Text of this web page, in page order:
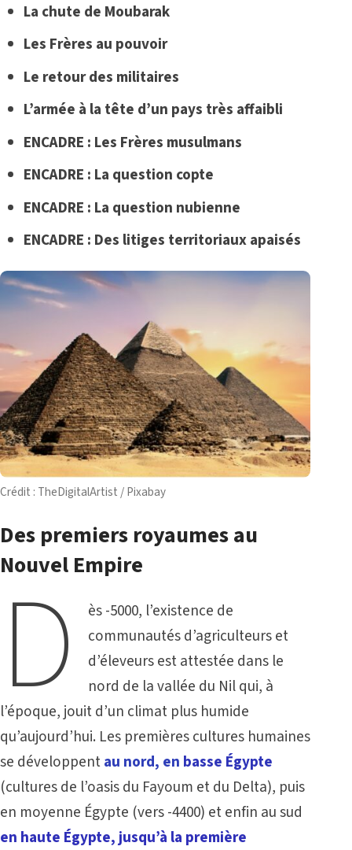
La chute de Moubarak
Les Frères au pouvoir
Le retour des militaires
L’armée à la tête d’un pays très affaibli
ENCADRE : Les Frères musulmans
ENCADRE : La question copte
ENCADRE : La question nubienne
ENCADRE : Des litiges territoriaux apaisés
Crédit : TheDigitalArtist / Pixabay
Des premiers royaumes au
Nouvel Empire
D
ès -5000, l’existence de
communautés d’agriculteurs et
d’éleveurs est attestée dans le
nord de la vallée du Nil qui, à
l’époque, jouit d’un climat plus humide
qu’aujourd’hui. Les premières cultures humaines
se développentau nord, en basse Égypte
(cultures de l’oasis du Fayoum et du Delta), puis
en moyenne Égypte (vers -4400) et enfin au sud
en haute Égypte, jusqu’à la première